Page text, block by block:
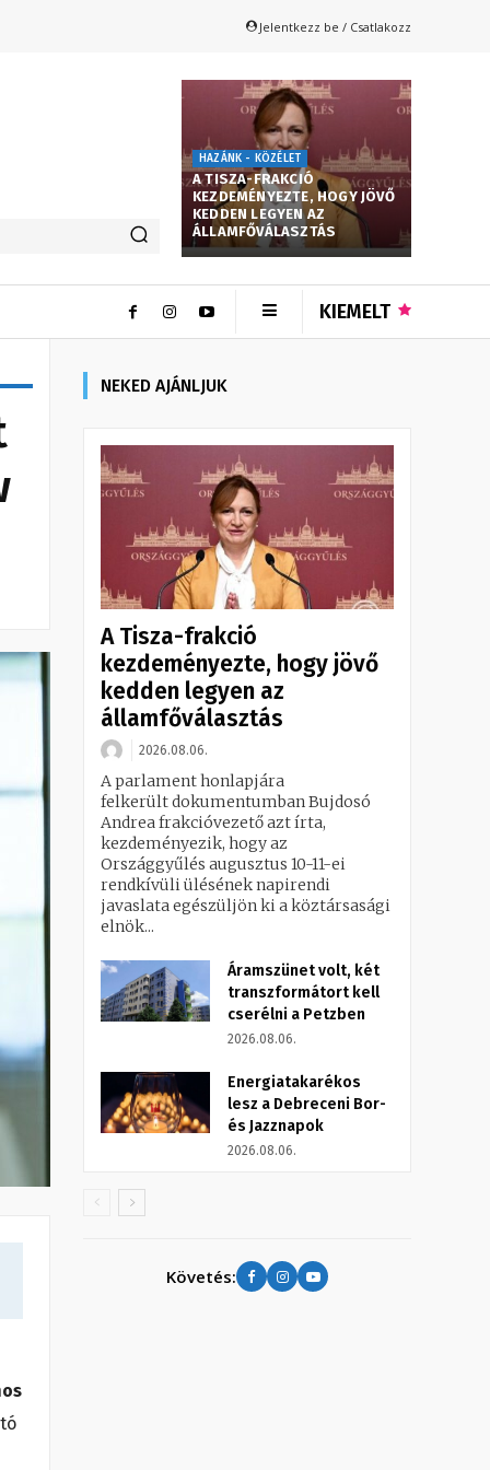
Jelentkezz be / Csatlakozz
HAZÁNK - KÖZÉLET
A TISZA-FRAKCIÓ
KEZDEMÉNYEZTE, HOGY JÖVŐ
KEDDEN LEGYEN AZ
ÁLLAMFŐVÁLASZTÁS
KIEMELT
NEKED AJÁNLJUK
A Tisza-frakció
kezdeményezte, hogy jövő
kedden legyen az
államfőválasztás
2026.08.06.
A parlament honlapjára
felkerült dokumentumban Bujdosó
Andrea frakcióvezető azt írta,
kezdeményezik, hogy az
Országgyűlés augusztus 10-11-ei
rendkívüli ülésének napirendi
javaslata egészüljön ki a köztársasági
elnök...
Áramszünet volt, két
transzformátort kell
cserélni a Petzben
2026.08.06.
Energiatakarékos
lesz a Debreceni Bor-
és Jazznapok
2026.08.06.
Követés: